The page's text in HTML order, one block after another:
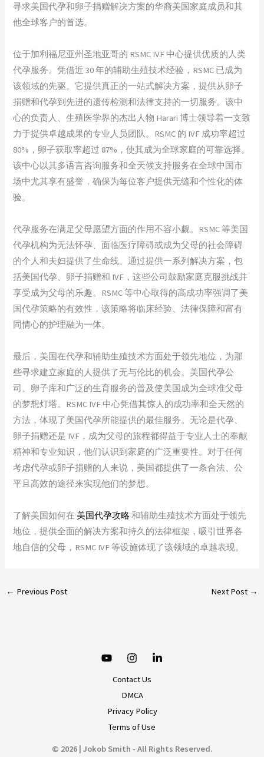
寻求美国代孕和卵子捐赠解决方案的华裔美国家庭成员和其
他全球客户的首选。
位于加利福尼亚州圣地亚哥的 RSMC IVF 中心提供优质的人类
代孕服务。凭借近 30 年的辅助生殖技术经验，RSMC 已成为
该领域的先驱。它提供真正的一站式解决方案，提供从卵子
捐赠和代孕到先进的遗传检测和法律支持的一切服务。该中
心的负责人、生殖医学界的杰出人物 Harari 博士领导着一支致
力于提供卓越成果的专业人员团队。RSMC 的 IVF 成功率超过
80%，卵子获取率超过 87%，使其成为全球家庭的可靠选择。
该中心以其多语言咨询服务和全天候支持服务在全球中国市
场中尤其享有盛誉，确保为每位客户提供无缝和个性化的体
验。
代孕服务在满足父母愿望方面的作用不容小觑。RSMC 等美国
代孕机构为无法怀孕、面临医疗障碍或成为父母的社会障碍
的个人和夫妇提供了生命线。通过提供一系列解决方案，包
括美国代孕、卵子捐赠和 IVF，这些公司鼓励家庭克服挑战并
享受成为父母的乐趣。RSMC 等中心取得的高成功率强调了美
国代孕策略的有效性，该策略将临床经验、法律保障和富有
同情心的护理融为一体。
最后，美国在代孕和辅助生殖技术方面处于领先地位，为那
些寻求建立家庭的人提供了无与伦比的机会。美国代孕公
司、卵子库和广泛的生育服务的普及使美国成为全球准父母
的梦想灯塔。RSMC IVF 中心凭借其惊人的成功率和全天然的
方法，体现了美国代孕所能提供的最佳服务。无论是代孕、
卵子捐赠还是 IVF，成为父母的旅程都得益于专业人士的奉献
精神和专业知识，他们认识到家庭的广泛重要性。对于任何
考虑代孕或卵子捐赠的人来说，美国都提供了一条合法、公
平且高效的途径来实现他们的梦想。
了解美国如何在 美国代孕攻略和辅助生殖技术方面处于领先
地位，提供全面的解决方案和持久的法律框架，吸引世界各
地自信的父母，RSMC IVF 等设施体现了该领域的卓越表现。
← Previous Post Next Post →
Contact Us
DMCA
Privacy Policy
Terms of Use
© 2026 | Jokob Smith - All Rights Reserved.